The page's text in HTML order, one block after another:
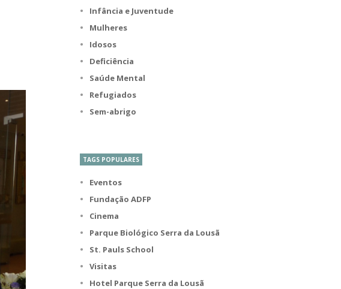
Infância e Juventude
Mulheres
Idosos
Deficiência
Saúde Mental
Refugiados
Sem-abrigo
TAGS POPULARES
Eventos
Fundação ADFP
Cinema
Parque Biológico Serra da Lousã
St. Pauls School
Visitas
Hotel Parque Serra da Lousã